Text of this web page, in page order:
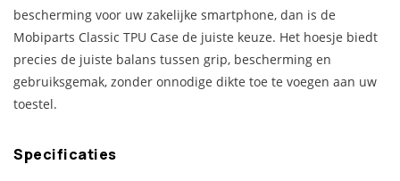
bescherming voor uw zakelijke smartphone, dan is de
Mobiparts Classic TPU Case de juiste keuze. Het hoesje biedt
precies de juiste balans tussen grip, bescherming en
gebruiksgemak, zonder onnodige dikte toe te voegen aan uw
toestel.
Specificaties